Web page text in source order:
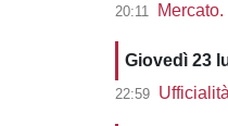
20:11 Mercato.
Giovedì 23
22:59